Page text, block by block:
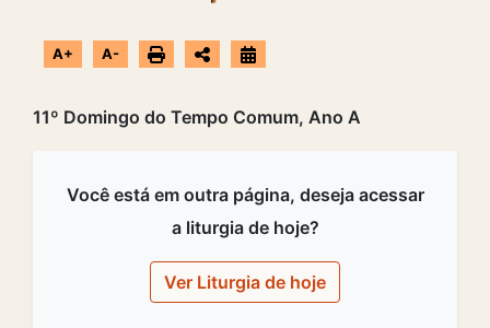
A+ A-
11º Domingo do Tempo Comum, Ano A
Você está em outra página, deseja acessar
a liturgia de hoje?
Ver Liturgia de hoje